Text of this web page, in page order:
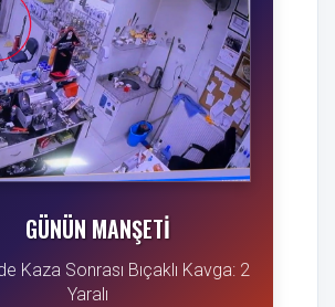
GÜNÜN MANŞETI
Kaza Sonrası Bıçaklı Kavga: 2
Yaralı